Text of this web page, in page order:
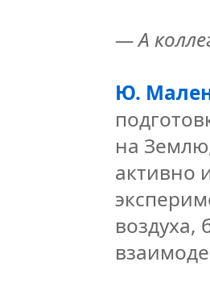
— А
Ю.
на
активно
воздуха,